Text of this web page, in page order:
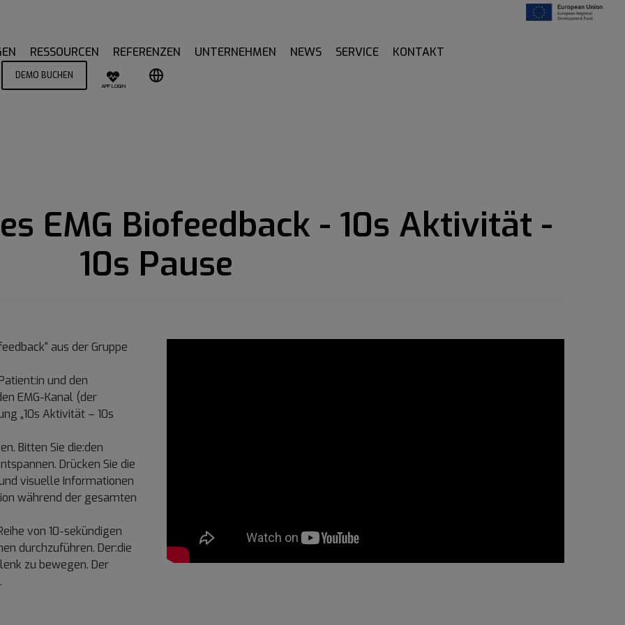
RESSOURCEN REFERENZEN UNTERNEHMEN NEWS SERVICE KONTAKT
DEMO BUCHEN
APP LOGIN
EMG Biofeedback - 10s Aktivität -
10s Pause
aus der Gruppe
und den
EMG-Kanal (der
„10s Aktivität – 10s
Bitten Sie die:den
Drücken Sie die
visuelle Informationen
während der gesamten
von 10-sekündigen
durchzuführen. Der:die
zu bewegen. Der